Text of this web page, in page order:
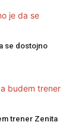
se dostojno
trener Zenita